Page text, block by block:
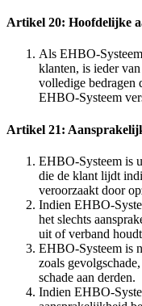
Artikel 20: Hoofdelijke
Als EHBO-
klanten, is ieder
volledige bedragen
EHBO-Systeem
Artikel 21:
EHBO-Systeem is
die de klant lijdt
veroorzaakt door
Indien EHBO-
het slechts
uit of verband
EHBO-Systeem is
zoals
schade aan derden.
Indien EHBO-